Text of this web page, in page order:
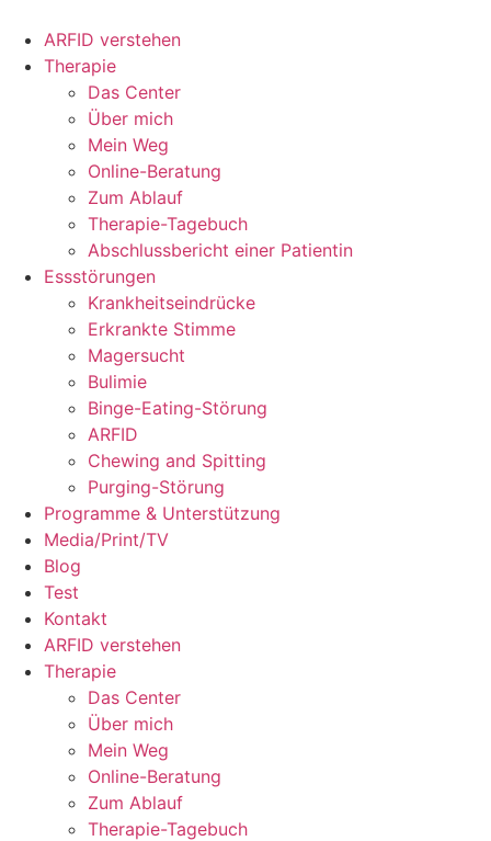
ARFID verstehen
Therapie
Das Center
Über mich
Mein Weg
Online-Beratung
Zum Ablauf
Therapie-Tagebuch
Abschlussbericht einer Patientin
Essstörungen
Krankheitseindrücke
Erkrankte Stimme
Magersucht
Bulimie
Binge-Eating-Störung
ARFID
Chewing and Spitting
Purging-Störung
Programme & Unterstützung
Media/Print/TV
Blog
Test
Kontakt
ARFID verstehen
Therapie
Das Center
Über mich
Mein Weg
Online-Beratung
Zum Ablauf
Therapie-Tagebuch